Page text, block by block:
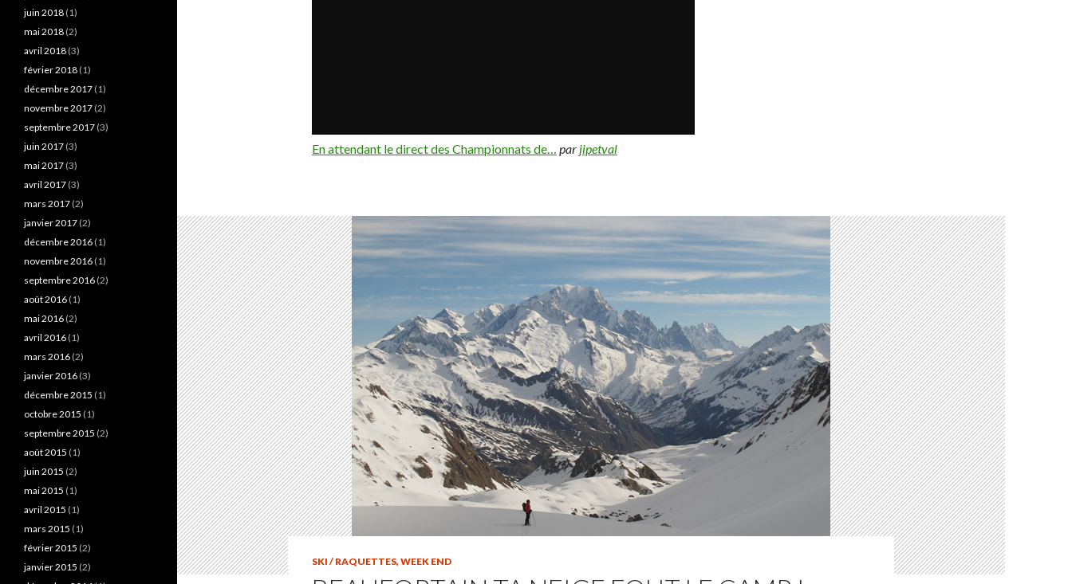
En attendant le direct des Championnats de… par jipetval
SKI / RAQUETTES, WEEK END
juin 2018 (1)
mai 2018 (2)
avril 2018 (3)
février 2018 (1)
décembre 2017 (1)
novembre 2017 (2)
septembre 2017 (3)
juin 2017 (3)
mai 2017 (3)
avril 2017 (3)
mars 2017 (2)
janvier 2017 (2)
décembre 2016 (1)
novembre 2016 (1)
septembre 2016 (2)
août 2016 (1)
mai 2016 (2)
avril 2016 (1)
mars 2016 (2)
janvier 2016 (3)
décembre 2015 (1)
octobre 2015 (1)
septembre 2015 (2)
août 2015 (1)
juin 2015 (2)
mai 2015 (1)
avril 2015 (1)
mars 2015 (1)
février 2015 (2)
janvier 2015 (2)